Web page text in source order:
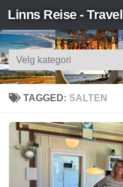
Skip to content
Linns Reise -
SØK
Søk
etter
TAGGED: SALTEN